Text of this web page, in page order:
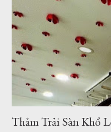
Thảm Trải Sàn Khổ